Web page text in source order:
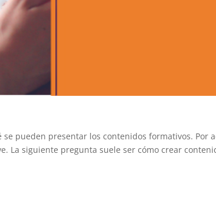
pueden presentar los contenidos formativos. Por
La siguiente pregunta suele ser cómo crear